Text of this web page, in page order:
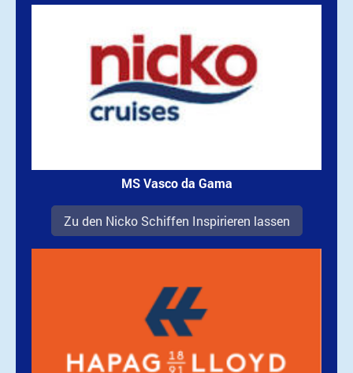
MS Vasco da Gama
Zu den Nicko Schiffen Inspirieren lassen